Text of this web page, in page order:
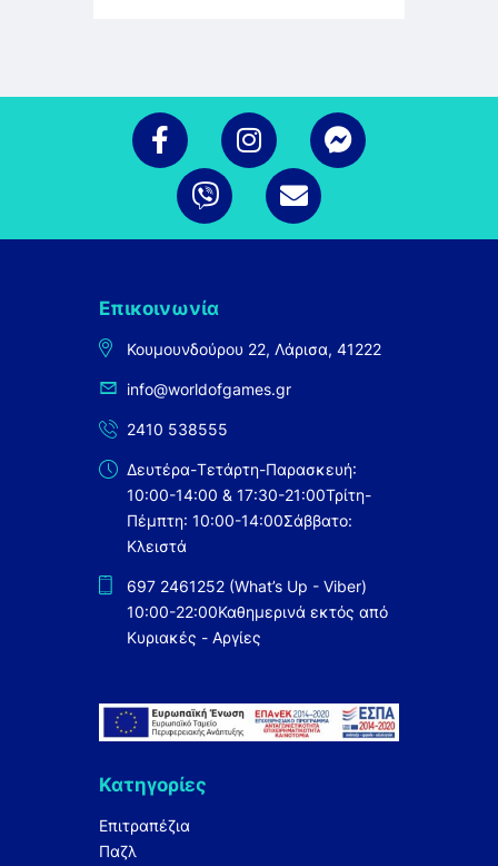
Επικοινωνία
Κουμουνδούρου 22, Λάρισα, 41222
info@worldofgames.gr
2410 538555
Δευτέρα-Τετάρτη-Παρασκευή:
10:00-14:00 & 17:30-21:00Τρίτη-
Πέμπτη: 10:00-14:00Σάββατο:
Κλειστά
697 2461252 (What’s Up - Viber)
10:00-22:00Καθημερινά εκτός από
Κυριακές - Αργίες
Κατηγορίες
Επιτραπέζια
Παζλ